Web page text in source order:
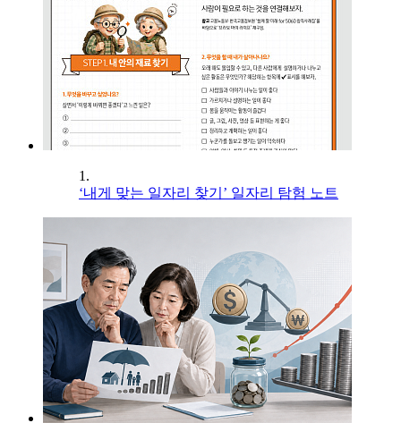
1.
‘내게 맞는 일자리 찾기’ 일자리 탐험 노트